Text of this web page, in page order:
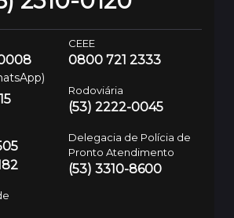
CEEE
0800 721 2333
Rodoviária
(53) 2222-0045
Delegacia de Polícia de
Pronto Atendimento
(53) 3310-8600